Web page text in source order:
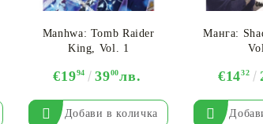
Manhwa: Tomb Raider
King, Vol. 1
€1994 3900лв.
Манга:
€1432